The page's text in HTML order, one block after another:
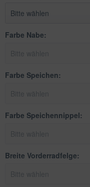
Farbe Nabe:
Farbe Speichen:
Farbe Speichennippel:
Breite Vorderradfelge: